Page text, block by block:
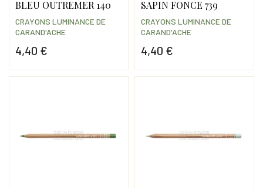
BLEU OUTREMER 140
4,40 €
CRAYONS LUMINANCE DE
CARAND'ACHE
SAPIN FONCE 739
4,40 €
CRAYONS LUMINANCE DE
CARAND'ACHE